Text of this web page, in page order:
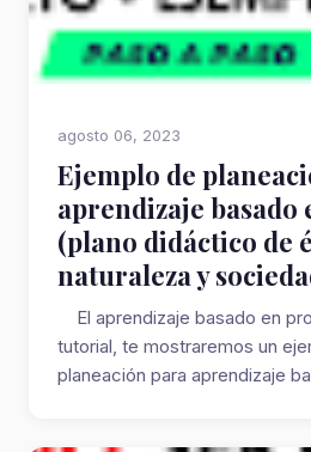
agosto 06, 2023
Ejemplo de
aprendizaje basado
(plano didáctico de
naturaleza y
El aprendizaje basado en
tutorial, te mostraremos un
planeación para aprendizaje